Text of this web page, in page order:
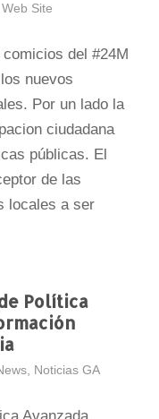
Web Site
del #24M
nuevos
Por un lado la
ciudadana
públicas. El
de las
locales a ser
Política
, Noticias GA
Avanzada